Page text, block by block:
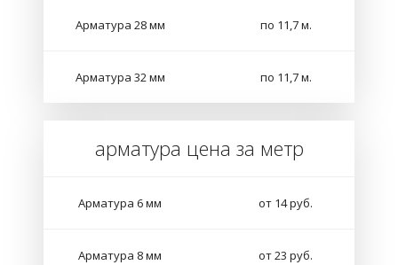
Арматура 28 мм по 11,7 м.
Арматура 32 мм по 11,7 м.
арматура цена за метр
Арматура 6 мм от 14 руб.
Арматура 8 мм от 23 руб.